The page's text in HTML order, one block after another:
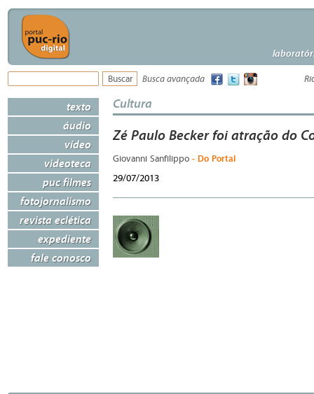
Busca avançada
texto
áudio
vídeo
videoteca
puc filmes
fotojornalismo
revista eclética
expediente
fale conosco
Cultura
Zé Paulo Becker foi atração do
Giovanni Sanfilippo - Do Portal
29/07/2013